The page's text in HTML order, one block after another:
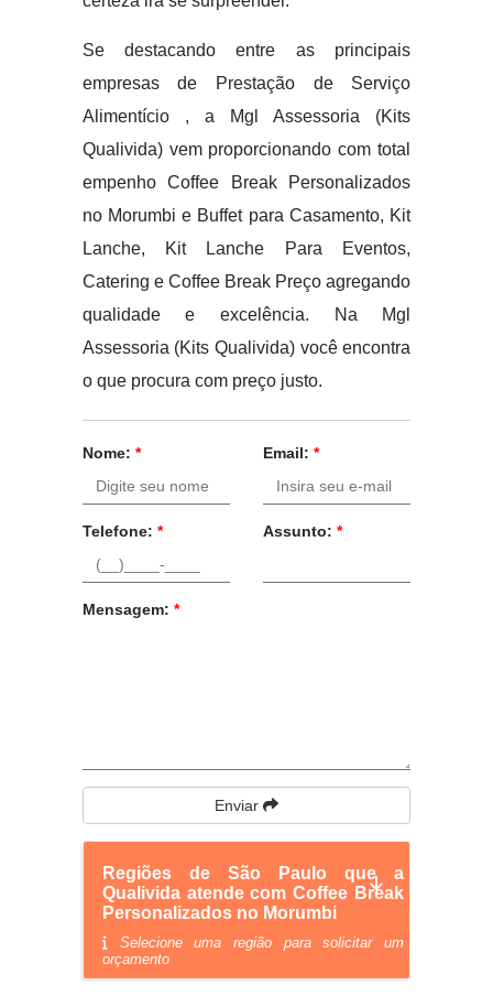
Se destacando entre as principais
empresas de Prestação de Serviço
Alimentício , a Mgl Assessoria (Kits
Qualivida) vem proporcionando com total
empenho Coffee Break Personalizados
no Morumbi e Buffet para Casamento, Kit
Lanche, Kit Lanche Para Eventos,
Catering e Coffee Break Preço agregando
qualidade e excelência. Na Mgl
Assessoria (Kits Qualivida) você encontra
o que procura com preço justo.
Nome: * Email: *
Telefone: * Assunto: *
Mensagem: *
Enviar
Regiões de São Paulo que a
Qualivida atende com Coffee Break
Personalizados no Morumbi
Selecione uma região para solicitar um
orçamento